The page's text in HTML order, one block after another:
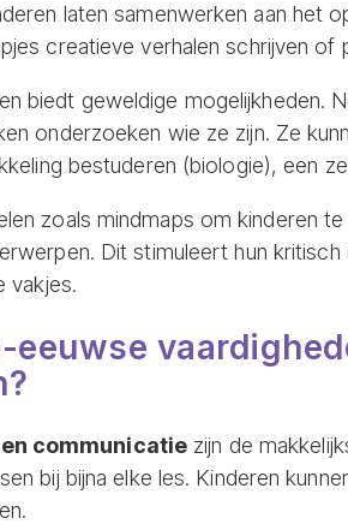
laten samenwerken aan het
creatieve verhalen schrijven of
biedt geweldige mogelijkheden.
onderzoeken wie ze zijn. Ze
bestuderen (biologie), een
zoals mindmaps om kinderen
Dit stimuleert hun
vakjes.
eeuwse
communicatie zijn de
bij bijna elke les. Kinderen